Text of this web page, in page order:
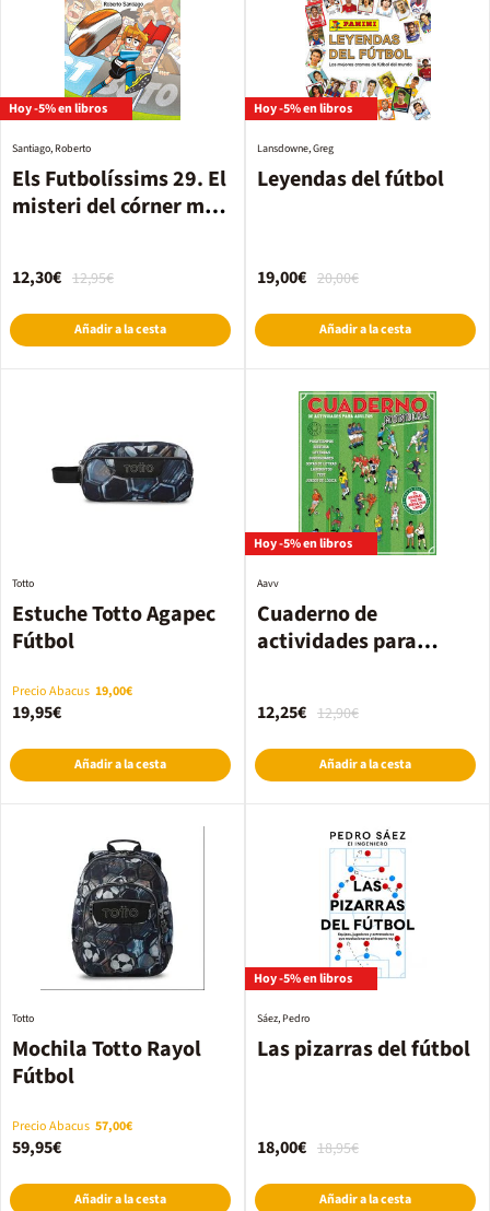
Hoy -5% en libros
Els Futbolíssims 29. El
misteri del córner més
Santiago, Roberto
12,95€
12,30€
Añadir a la cesta
Hoy -5% en libros
Leyendas del fútbol
Lansdowne, Greg
20,00€
19,00€
Añadir a la cesta
Estuche Totto Agapec
Fútbol
Totto
Precio Abacus 19,00€
19,95€
Añadir a la cesta
Hoy -5% en libros
Cuaderno de
actividades para
Aavv
12,90€
12,25€
Añadir a la cesta
Mochila Totto Rayol
Fútbol
Totto
Precio Abacus 57,00€
59,95€
Añadir a la cesta
Hoy -5% en libros
Las pizarras del fútbol
Sáez, Pedro
18,95€
18,00€
Añadir a la cesta